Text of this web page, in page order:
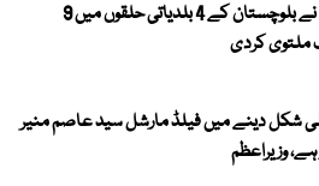
الیکشن کمیشن نے بلوچستان کے 4 بلدیاتی حلقوں میں 9
کردی
شکل دینے میں فیلڈ مارشل سید عاصم منیر
ہے، وزیراعظم